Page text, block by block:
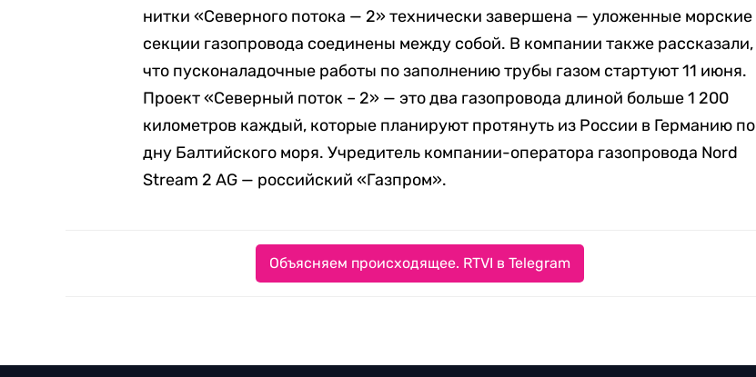
нитки «Северного потока — 2» технически завершена — уложенные морские
секции газопровода соединены между собой. В компании также рассказали,
что пусконаладочные работы по заполнению трубы газом стартуют 11 июня.
Проект «Северный поток – 2» — это два газопровода длиной больше 1 200
километров каждый, которые планируют протянуть из России в Германию по
дну Балтийского моря. Учредитель компании-оператора газопровода Nord
Stream 2 AG — российский «Газпром».
Объясняем происходящее. RTVI в Telegram